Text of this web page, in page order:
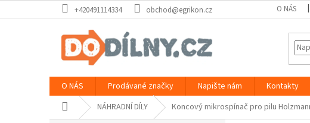
na
+420491114334 obchod@egrikon.cz O NÁS
O NÁS Prodávané značky Napište nám Kontakty
Domů NÁHRADNÍ DÍLY Koncový mikrospínač pro pilu